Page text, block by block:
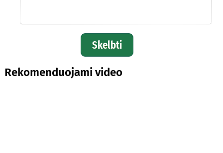
Skelbti
Rekomenduojami video